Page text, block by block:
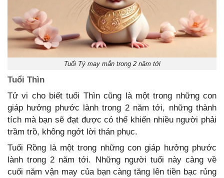
Tuổi Tý may mắn trong 2 năm tới
Tuổi Thìn
Tử vi cho biết tuổi Thìn cũng là một trong những con
giáp hưởng phước lành trong 2 năm tới, những thành
tích mà bạn sẽ đạt được có thể khiến nhiều người phải
trầm trồ, không ngớt lời thán phục.
Tuổi Rồng là một trong những con giáp hưởng phước
lành trong 2 năm tới. Những người tuổi này càng về
cuối năm vận may của bạn càng tăng lên tiền bạc rủng